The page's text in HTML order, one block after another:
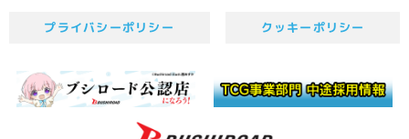
プライバシーポリシー クッキーポリシー